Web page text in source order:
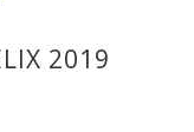
2019